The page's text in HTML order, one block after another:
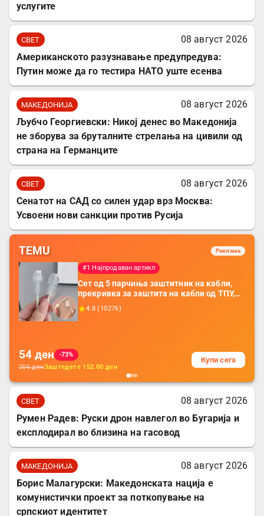
услугите
СВЕТ
08 август 2026
Американското разузнавање предупредува:
Путин може да го тестира НАТО уште есенва
МАКЕДОНИЈА
08 август 2026
Љубчо Георгиевски: Никој денес во Македонија
не зборува за бруталните стрелања на цивили од
страна на Германците
СВЕТ
08 август 2026
Сенатот на САД со силен удар врз Москва:
Усвоени нови санкции против Русија
TEMU Реклама
#1 Најпродаван артикл
Сет од 5 парчиња заштитник на кабли,
прекривка за заштита на кабли од ТПУ,
додатоци за заштита на кабли, без
батерија, за мобилни телефони, комплет
4.8 ( 10276)
54 ден
-73%
206денЗаштедете 152.00 ден
Купи сега
СВЕТ
08 август 2026
Румен Радев: Руски дрон навлегол во Бугарија и
експлодирал во близина на гасовод
МАКЕДОНИЈА
08 август 2026
Борис Малагурски: Македонската нација е
комунистички проект за поткопување на
српскиот идентитет